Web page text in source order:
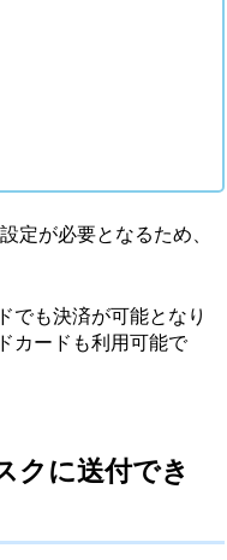
定が必要となるため、
でも決済が可能となり
カードも利用可能で
クに送付でき